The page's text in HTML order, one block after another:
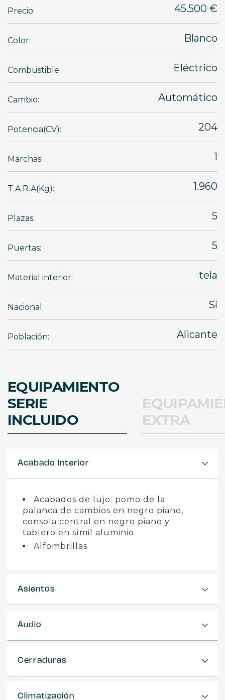
Precio: 45.500 €
Color: Blanco
Combustible: Eléctrico
Cambio: Automático
Potencia(CV): 204
Marchas: 1
T.A.R.A(Kg): 1.960
Plazas: 5
Puertas: 5
Material interior: tela
Nacional: Sí
Población: Alicante
EQUIPAMIENTO
SERIE
INCLUIDO
EXTRA
Acabado Interior
Acabados de lujo: pomo de la
palanca de cambios en negro piano,
consola central en negro piano y
tablero en símil aluminio
Alfombrillas
Asientos
Audio
Cerraduras
Climatización